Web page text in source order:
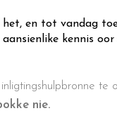
het, en tot vandag
kennis oor
te
nie.